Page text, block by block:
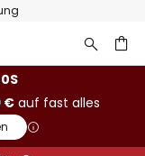
€auf fast alles